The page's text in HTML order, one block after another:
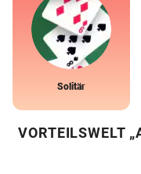
Solitär
VORTEILSWELT